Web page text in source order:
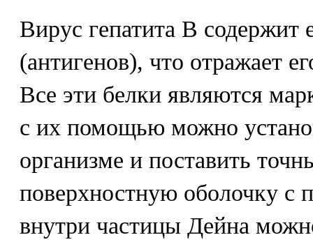
Вирус гепатита В содержит
(антигенов), что отражает
Все эти белки являются
с их помощью можно
организме и поставить
поверхностную оболочку с
внутри частицы Дейна